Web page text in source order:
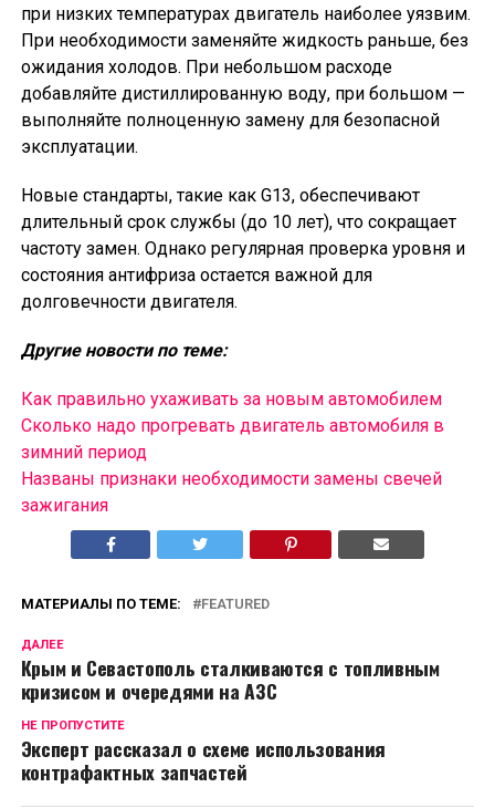
при низких температурах двигатель наиболее уязвим.
При необходимости заменяйте жидкость раньше, без
ожидания холодов. При небольшом расходе
добавляйте дистиллированную воду, при большом —
выполняйте полноценную замену для безопасной
эксплуатации.
Новые стандарты, такие как G13, обеспечивают
длительный срок службы (до 10 лет), что сокращает
частоту замен. Однако регулярная проверка уровня и
состояния антифриза остается важной для
долговечности двигателя.
Другие новости по теме:
Как правильно ухаживать за новым автомобилем
Сколько надо прогревать двигатель автомобиля в
зимний период
Названы признаки необходимости замены свечей
зажигания
МАТЕРИАЛЫ ПО ТЕМЕ: FEATURED
ДАЛЕЕ
Крым и Севастополь сталкиваются с топливным
кризисом и очередями на АЗС
НЕ ПРОПУСТИТЕ
Эксперт рассказал о схеме использования
контрафактных запчастей